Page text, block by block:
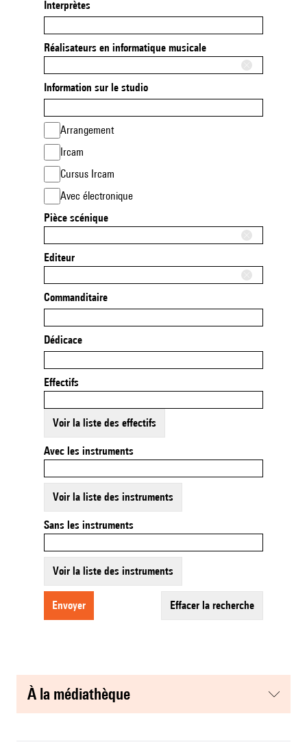
Interprètes
Réalisateurs en informatique musicale
Information sur le studio
Arrangement
Ircam
Cursus Ircam
Avec électronique
Pièce scénique
Editeur
Commanditaire
Dédicace
Effectifs
Voir la liste des effectifs
Avec les instruments
Voir la liste des instruments
Sans les instruments
Voir la liste des instruments
envoyer effacer la recherche
à la médiathèque